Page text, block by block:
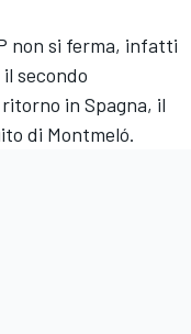
non si ferma, infatti
secondo
in Spagna, il
di Montmeló.